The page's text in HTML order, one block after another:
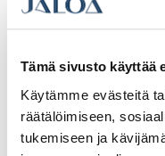
Tämä sivusto käyttää
Käytämme evästeitä
räätälöimiseen,
tukemiseen ja